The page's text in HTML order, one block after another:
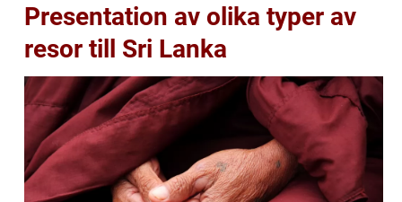
Presentation av olika typer av
resor till Sri Lanka